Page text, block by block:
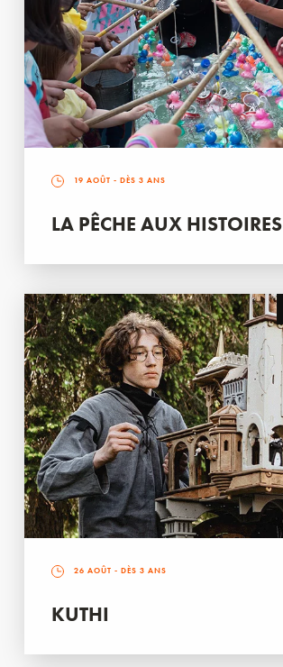
19 AOÛT - DÈS 3 ANS
LA PÊCHE AUX HISTOIRES
26 AOÛT - DÈS 3 ANS
KUTHI